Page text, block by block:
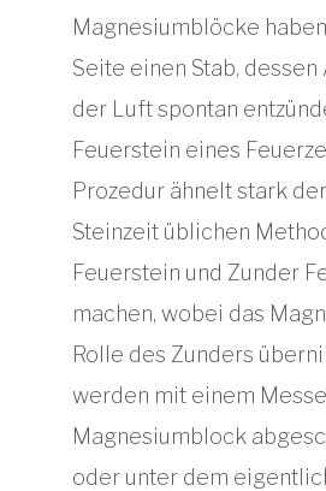
Magnesiumblöcke
Seite einen Stab,
der Luft spontan
Feuerstein eines
Prozedur ähnelt stark
Steinzeit üblichen
Feuerstein und Zunder
machen, wobei das
Rolle des Zunders
werden mit einem
Magnesiumblock
oder unter dem